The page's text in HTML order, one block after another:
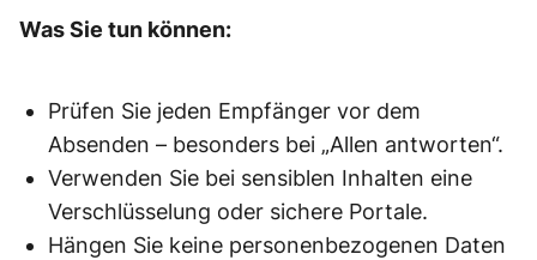
Was Sie tun können:
Prüfen Sie jeden Empfänger vor dem
Absenden – besonders bei „Allen antworten“.
Verwenden Sie bei sensiblen Inhalten eine
Verschlüsselung oder sichere Portale.
Hängen Sie keine personenbezogenen Daten